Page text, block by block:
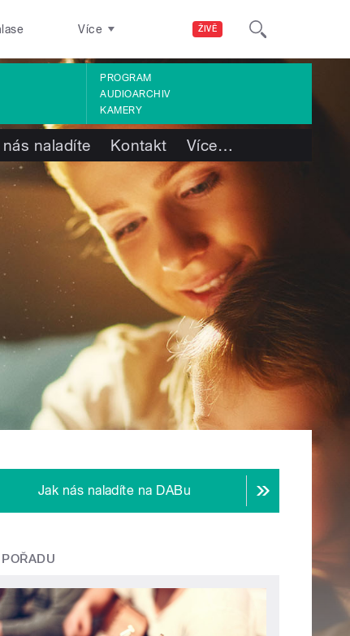
ŽIVĚ
Více
PROGRAM
AUDIOARCHIV
KAMERY
naladíte Kontakt Více…
Jak nás naladíte na DABu